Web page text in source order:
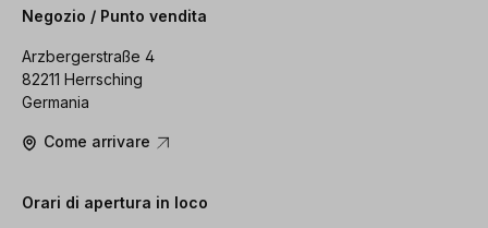
Negozio / Punto vendita
Arzbergerstraße 4
82211 Herrsching
Germania
Come arrivare
Orari di apertura in loco